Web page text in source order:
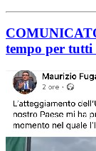
tempo per tutti